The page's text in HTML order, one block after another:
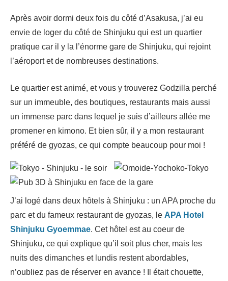
Après avoir dormi deux fois du côté d’Asakusa, j’ai eu
envie de loger du côté de Shinjuku qui est un quartier
pratique car il y la l’énorme gare de Shinjuku, qui rejoint
l’aéroport et de nombreuses destinations.
Le quartier est animé, et vous y trouverez Godzilla perché
sur un immeuble, des boutiques, restaurants mais aussi
un immense parc dans lequel je suis d’ailleurs allée me
promener en kimono. Et bien sûr, il y a mon restaurant
préféré de gyozas, ce qui compte beaucoup pour moi !
J’ai logé dans deux hôtels à Shinjuku : un APA proche du
parc et du fameux restaurant de gyozas, le APA Hotel
Shinjuku Gyoemmae. Cet hôtel est au coeur de
Shinjuku, ce qui explique qu’il soit plus cher, mais les
nuits des dimanches et lundis restent abordables,
n’oubliez pas de réserver en avance ! Il était chouette,